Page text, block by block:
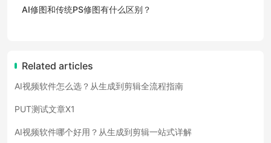
AI修图和传统PS修图有什么区别？
Related articles
AI视频软件怎么选？从生成到剪辑全流程指南
PUT测试文章X1
AI视频软件哪个好用？从生成到剪辑一站式详解